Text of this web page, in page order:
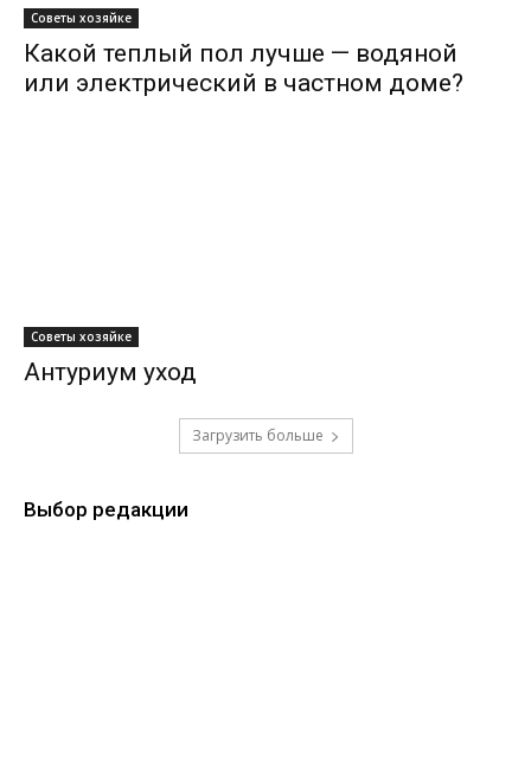
Советы хозяйке
Какой теплый пол лучше — водяной
или электрический в частном доме?
Советы хозяйке
Антуриум уход
Загрузить больше
Выбор редакции